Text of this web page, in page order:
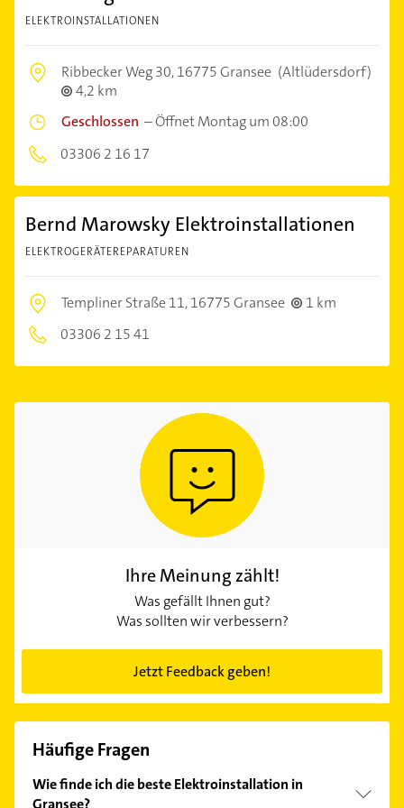
ELEKTROINSTALLATIONEN
Ribbecker Weg 30,16775 Gransee (Altlüdersdorf)
4,2 km
Geschlossen –Öffnet Montag um 08:00
03306 2 16 17
Bernd Marowsky Elektroinstallationen
ELEKTROGERÄTEREPARATUREN
Templiner Straße 11,16775 Gransee
1 km
03306 2 15 41
Ihre Meinung zählt!
Was gefällt Ihnen gut?
Was sollten wir verbessern?
Jetzt Feedback geben!
Häufige Fragen
Wie finde ich die beste Elektroinstallation in
Gransee?